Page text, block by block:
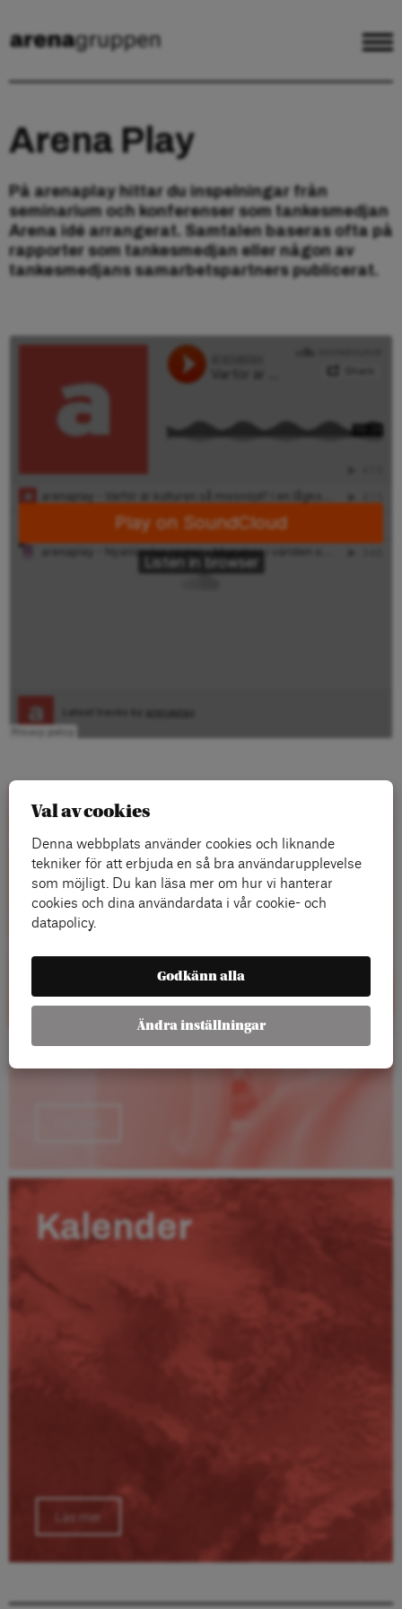
Arena Play
På arenaplay hittar du inspelningar från
seminarium och konferenser som tankesmedjan
Arena idé arrangerat. Samtalen baseras ofta på
rapporter som tankesmedjan eller någon av
tankesmedjans samarbetspartners publicerat.
Rapporter
Kalender
Läs mer
Val av cookies
Denna webbplats använder cookies och liknande
tekniker för att erbjuda en så bra användarupplevelse
som möjligt. Du kan läsa mer om hur vi hanterar
cookies och dina användardata i vår cookie- och
datapolicy.
Godkänn alla
Ändra inställningar